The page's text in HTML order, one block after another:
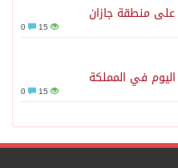
على منطقة جازان
15
في المملكة
15